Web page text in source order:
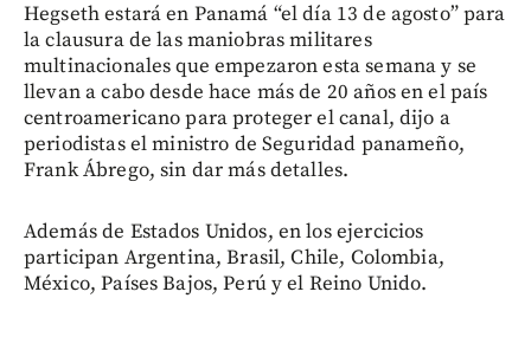
Hegseth estará en Panamá “el día 13 de agosto” para
la clausura de las maniobras militares
multinacionales que empezaron esta semana y se
llevan a cabo desde hace más de 20 años en el país
centroamericano para proteger el canal, dijo a
periodistas el ministro de Seguridad panameño,
Frank Ábrego, sin dar más detalles.
Además de Estados Unidos, en los ejercicios
participan Argentina, Brasil, Chile, Colombia,
México, Países Bajos, Perú y el Reino Unido.